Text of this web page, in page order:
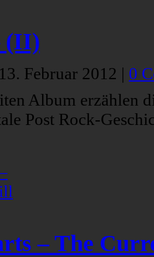
(II)
13. Februar 2012 | 0
Album erzählen
Post Rock-
– The